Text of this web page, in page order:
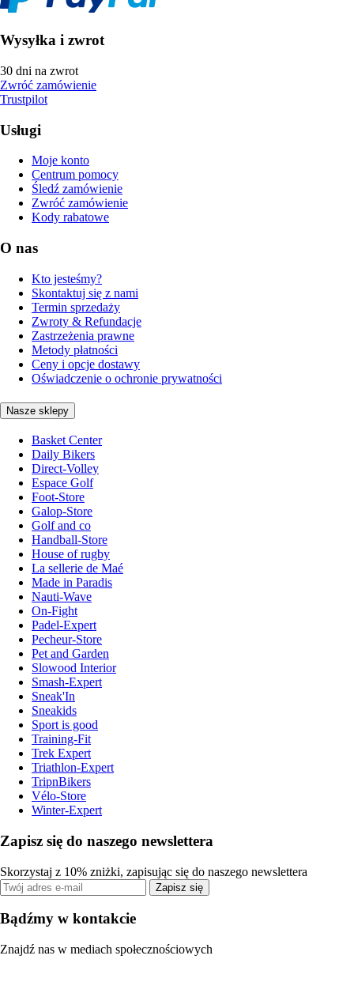
Wysyłka i zwrot
30 dni na zwrot
Zwróć zamówienie
Trustpilot
Usługi
Moje konto
Centrum pomocy
Śledź zamówienie
Zwróć zamówienie
Kody rabatowe
O nas
Kto jesteśmy?
Skontaktuj się z nami
Termin sprzedaży
Zwroty & Refundacje
Zastrzeżenia prawne
Metody płatności
Ceny i opcje dostawy
Oświadczenie o ochronie prywatności
Nasze sklepy
Basket Center
Daily Bikers
Direct-Volley
Espace Golf
Foot-Store
Galop-Store
Golf and co
Handball-Store
House of rugby
La sellerie de Maé
Made in Paradis
Nauti-Wave
On-Fight
Padel-Expert
Pecheur-Store
Pet and Garden
Slowood Interior
Smash-Expert
Sneak'In
Sneakids
Sport is good
Training-Fit
Trek Expert
Triathlon-Expert
TripnBikers
Vélo-Store
Winter-Expert
Zapisz się do naszego newslettera
Skorzystaj z 10% zniżki, zapisując się do naszego newslettera
Zapisz się
Bądźmy w kontakcie
Znajdź nas w mediach społecznościowych